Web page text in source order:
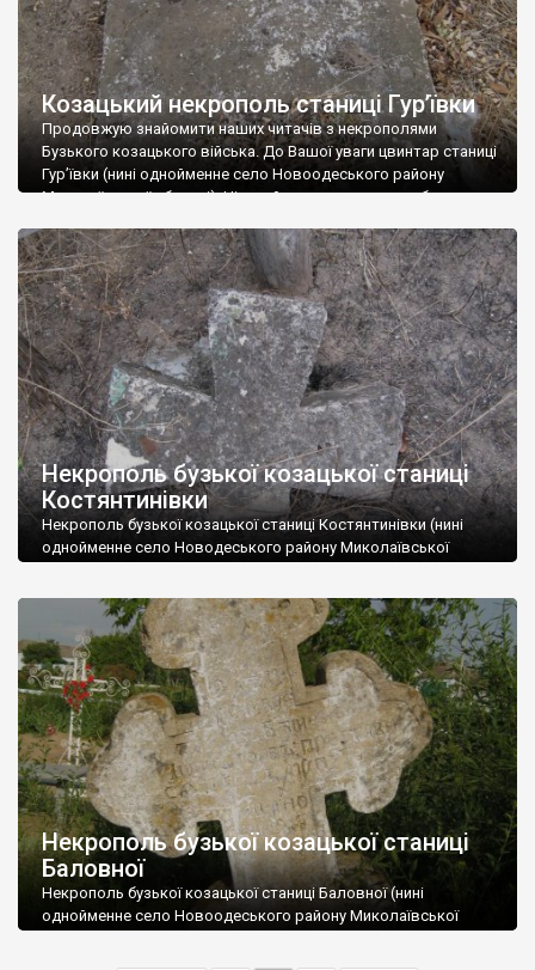
Козацький некрополь станиці Гур’ївки
Продовжую знайомити наших читачів з некрополями
Бузького козацького війська. До Вашої уваги цвинтар станиці
Гур’ївки (нині однойменне село Новоодеського району
Миколаївської області). Цікавий тим, що на ньому збереглася
покозаченому литовському шляхтичеві, адже напис
зроблений арабськими цифрами, а не літерами, як це
притаманно тогочасним православним надгробкам. Автор:
Олексій […]
Некрополь бузької козацької станиці
Костянтинівки
Некрополь бузької козацької станиці Костянтинівки (нині
однойменне село Новодеського району Миколаївської
Некрополь бузької козацької станиці
Баловної
Некрополь бузької козацької станиці Баловної (нині
однойменне село Новоодеського району Миколаївської